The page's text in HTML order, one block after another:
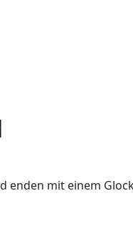
enden mit einem